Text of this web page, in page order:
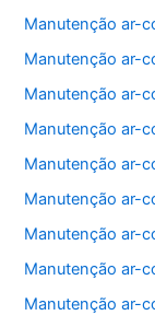
Manutenção ar-
Manutenção ar-
Manutenção ar-
Manutenção ar-
Manutenção ar-
Manutenção ar-
Manutenção ar-
Manutenção ar-
Manutenção ar-